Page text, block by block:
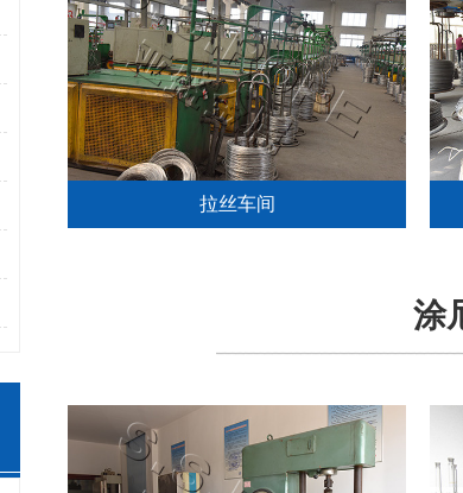
拉丝车间
涂